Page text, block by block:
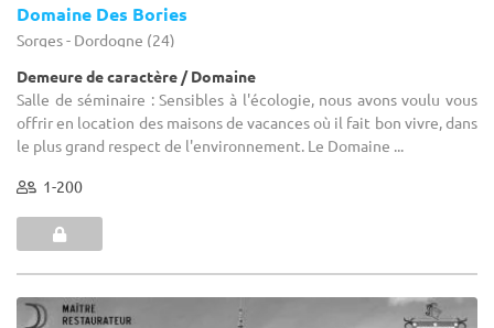
Domaine Des Bories
Sorges - Dordogne (24)
Demeure de caractère / Domaine
Salle de séminaire : Sensibles à l'écologie, nous avons voulu vous
offrir en location des maisons de vacances où il fait bon vivre, dans
le plus grand respect de l'environnement. Le Domaine ...
1-200